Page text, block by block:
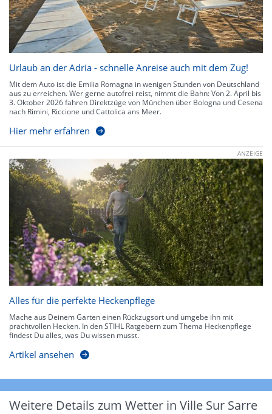
Urlaub an der Adria - schnelle Anreise auch mit dem Zug!
Mit dem Auto ist die Emilia Romagna in wenigen Stunden von Deutschland
aus zu erreichen. Wer gerne autofrei reist, nimmt die Bahn: Von 2. April bis
3. Oktober 2026 fahren Direktzüge von München über Bologna und Cesena
nach Rimini, Riccione und Cattolica ans Meer.
Hier mehr erfahren
ANZEIGE
Alles für die perfekte Heckenpflege
Mache aus Deinem Garten einen Rückzugsort und umgebe ihn mit
prachtvollen Hecken. In den STIHL Ratgebern zum Thema Heckenpflege
findest Du alles, was Du wissen musst.
Artikel ansehen
Weitere Details zum Wetter in Ville Sur Sarre